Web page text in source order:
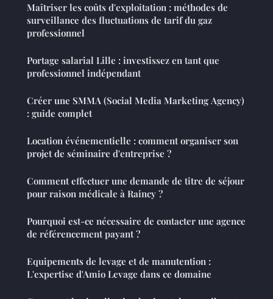
Maîtriser les coûts d'exploitation : méthodes de
surveillance des fluctuations de tarif du gaz
professionnel
Portage salarial Lille : investissez en tant que
professionnel indépendant
Créer une SMMA (Social Media Marketing Agency)
: guide complet
Location événementielle : comment organiser son
projet de séminaire d'entreprise ?
Comment effectuer une demande de titre de séjour
pour raison médicale à Raincy ?
Pourquoi est-ce nécessaire de contacter une agence
de référencement payant ?
Equipements de levage et de manutention :
L'expertise d'Amio Levage dans ce domaine